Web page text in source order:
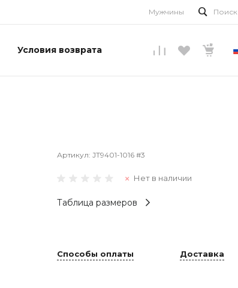
Мужчины Поиск
Условия возврата
Артикул: JT9401-1016 #3
Нет в наличии
Таблица размеров
Способы оплаты Доставка